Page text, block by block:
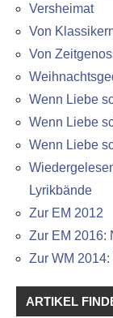
Versheimat
Von
Von
Wenn Liebe
Wenn Liebe
Wenn Liebe
Lyrikbände
Zur EM 2012
Zur EM 2016:
Zur WM
ARTIKEL